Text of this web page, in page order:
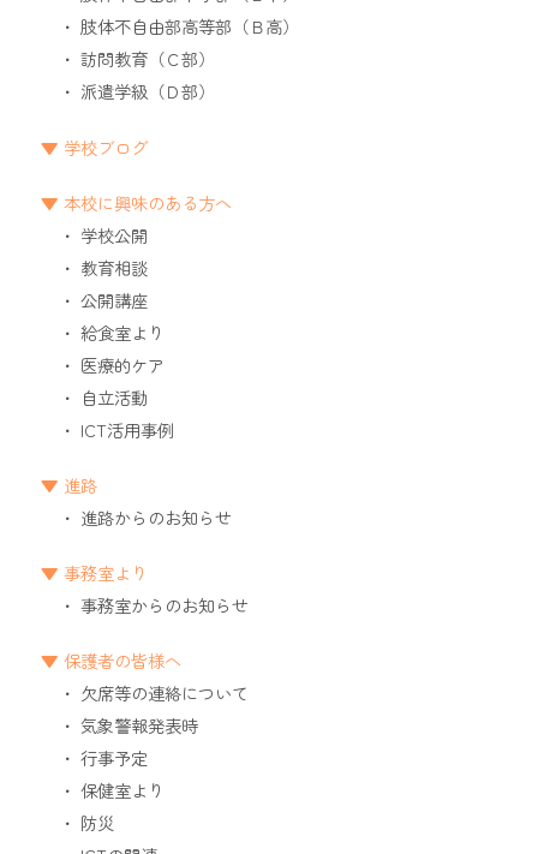
肢体不自由部高等部（Ｂ高）
訪問教育（Ｃ部）
派遣学級（Ｄ部）
学校ブログ
本校に興味のある方へ
学校公開
教育相談
公開講座
給食室より
医療的ケア
自立活動
ICT活用事例
進路
進路からのお知らせ
事務室より
事務室からのお知らせ
保護者の皆様へ
欠席等の連絡について
気象警報発表時
行事予定
保健室より
防災